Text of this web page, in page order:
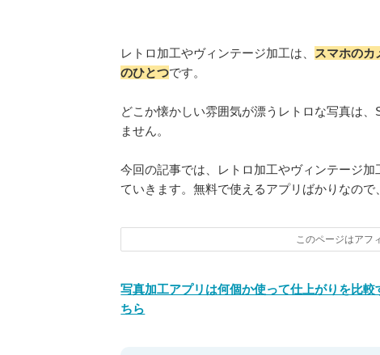
レトロ加工やヴィンテージ加工は、 スマホのカ
のひとつです。
どこか懐かしい雰囲気が漂うレトロな写真は
ません。
今回の記事では、レトロ加工やヴィンテージ
ていきます。無料で使えるアプリばかりなので
このページはアフ
写真加工アプリは何個か使って仕上がりを比
ちら